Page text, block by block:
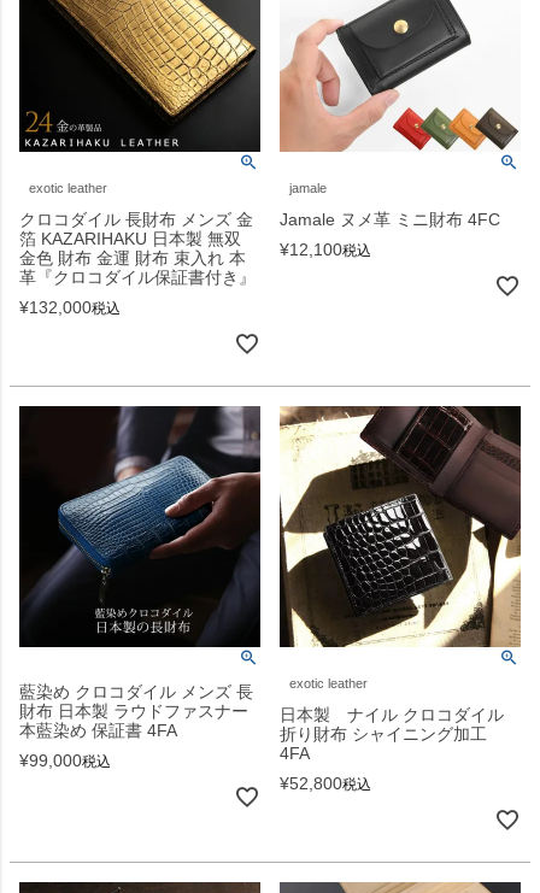
exotic leather
クロコダイル 長財布 メンズ 金
箔 KAZARIHAKU 日本製 無双
金色 財布 金運 財布 束入れ 本
革『クロコダイル保証書付き』
¥132,000税込
jamale
Jamale ヌメ革 ミニ財布 4FC
¥12,100税込
藍染め クロコダイル メンズ 長
財布 日本製 ラウドファスナー
本藍染め 保証書 4FA
¥99,000税込
exotic leather
日本製 ナイル クロコダイル
折り財布 シャイニング加工
4FA
¥52,800税込